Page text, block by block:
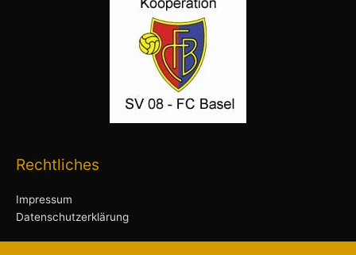
Rechtliches
Impressum
Datenschutzerklärung